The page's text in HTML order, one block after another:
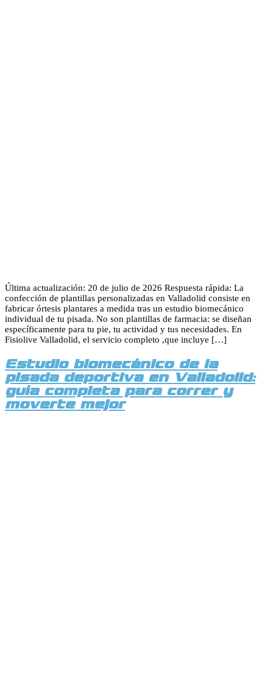
Última actualización: 20 de julio de 2026 Respuesta rápida: La
confección de plantillas personalizadas en Valladolid consiste en
fabricar órtesis plantares a medida tras un estudio biomecánico
individual de tu pisada. No son plantillas de farmacia: se diseñan
específicamente para tu pie, tu actividad y tus necesidades. En
Fisiolive Valladolid, el servicio completo ,que incluye […]
Estudio biomecánico de la
pisada deportiva en Valladolid:
guía completa para correr y
moverte mejor